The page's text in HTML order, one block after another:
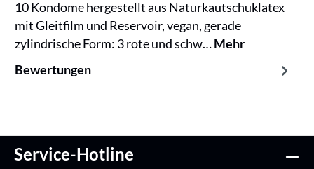
10 Kondome hergestellt aus Naturkautschuklatex
mit Gleitfilm und Reservoir, vegan, gerade
zylindrische Form: 3 rote und schw…Mehr
Bewertungen
Service-Hotline